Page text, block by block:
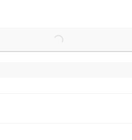
Loading...